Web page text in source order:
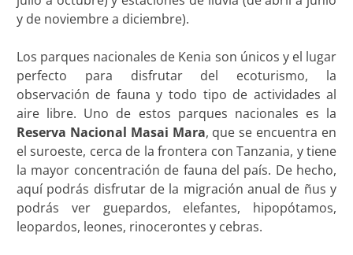
y de noviembre a diciembre).
Los parques nacionales de Kenia son únicos y el lugar
perfecto para disfrutar del ecoturismo, la
observación de fauna y todo tipo de actividades al
aire libre. Uno de estos parques nacionales es la
Reserva Nacional Masai Mara, que se encuentra en
el suroeste, cerca de la frontera con Tanzania, y tiene
la mayor concentración de fauna del país. De hecho,
aquí podrás disfrutar de la migración anual de ñus y
podrás ver guepardos, elefantes, hipopótamos,
leopardos, leones, rinocerontes y cebras.